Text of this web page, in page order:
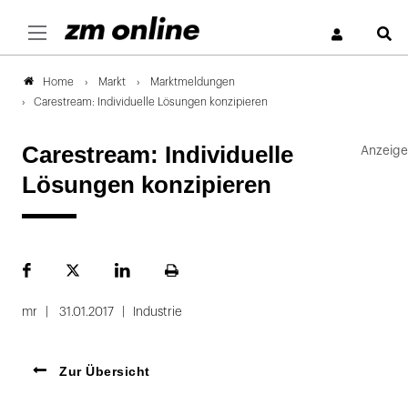
Home Markt
Marktmeldungen
Carestream: Individuelle Lösungen konzipieren
Carestream: Individuelle
Lösungen konzipieren
FacebookPlattformLinekdInSeite
mr 31.01.2017 Industrie
Zur Übersicht